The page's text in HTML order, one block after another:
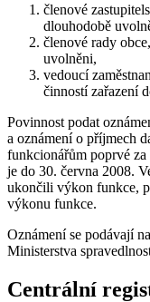
členové
dlouhodobě
členové rady
uvolněni,
vedoucí
činností zařazení
Povinnost podat
a oznámení o příjmech
funkcionářům poprvé
je do 30. června 2008.
ukončili výkon funkce,
výkonu funkce.
Oznámení se podávají
Ministerstva
Centrální